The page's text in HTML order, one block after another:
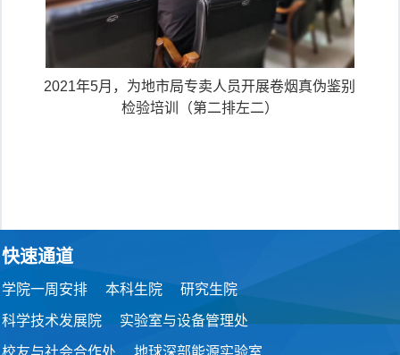
2021年5月，为地市局专卖人员开展卷烟真伪鉴别
检验培训（第二排左二）
快速通道
学院一周安排 本科生院 研究生院
科学技术发展院 实验室与设备管理处
校友与社会合作处 地球深部能源实验室